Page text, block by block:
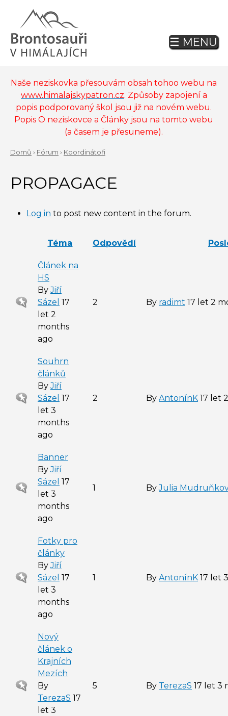
navigation
Naše neziskovka přesouvám obsah tohoo webu na
www.himalajskypatron.cz. Způsoby zapojení a
popis podporovaný škol jsou již na novém webu.
Popis O neziskovce a Články jsou na tomto webu
(a časem je přesuneme).
ARE
Domů › Fórum › Koordinátoři
to
top
PROPAGACE
Log in to post new content in the forum.
Téma Odpovědí
Sticky
Článek na
HS
ByJiří
Sázel 17
let 2
months
ago
2 By radimt 17 let 2
Sticky
Souhrn
článků
ByJiří
Sázel 17
let 3
months
ago
2 By AntonínK 17 let
Sticky
Banner
ByJiří
Sázel 17
let 3
months
ago
1 ByJulia
Sticky
Fotky pro
články
ByJiří
Sázel 17
let 3
months
ago
1 By AntonínK 17 let
Sticky
Nový
článek o
Krajních
Mezích
By
TerezaS 17
let 3
5 By TerezaS 17 let 3
Back
to
☰ MENU